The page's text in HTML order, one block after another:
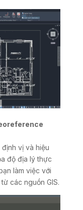
vị và hiệu
độ địa lý thực
làm việc với
các nguồn GIS.